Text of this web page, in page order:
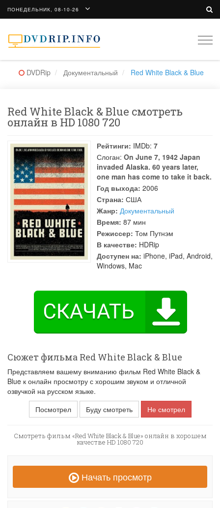
ПОНЕДЕЛЬНИК, 08-10-26
DVDRip Документальный Red White Black & Blue
Red White Black & Blue смотреть
онлайн в HD 1080 720
Рейтинги: IMDb: 7
Слоган: On June 7, 1942 Japan
invaded Alaska. 60 years later,
one man has come to take it back.
Год выхода: 2006
Страна: США
Жанр: Документальный
Время: 87 мин
Режиссер: Том Путнэм
В качестве: HDRip
Доступен на: iPhone, iPad, Android,
Windows, Mac
Сюжет фильма Red White Black & Blue
Представляем вашему вниманию фильм Red White Black &
Blue к онлайн просмотру с хорошим звуком и отличной
озвучкой на русском языке.
Посмотрел
Буду смотреть Не смотрел
Смотреть фильм «Red White Black & Blue» онлайн в хорошем
качестве HD 1080 720
Начать просмотр